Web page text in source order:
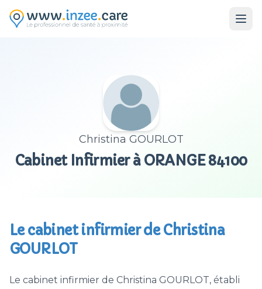
Christina GOURLOT
Cabinet Infirmier à ORANGE 84100
Le cabinet infirmier de Christina
GOURLOT
Le cabinet infirmier de Christina GOURLOT, établi